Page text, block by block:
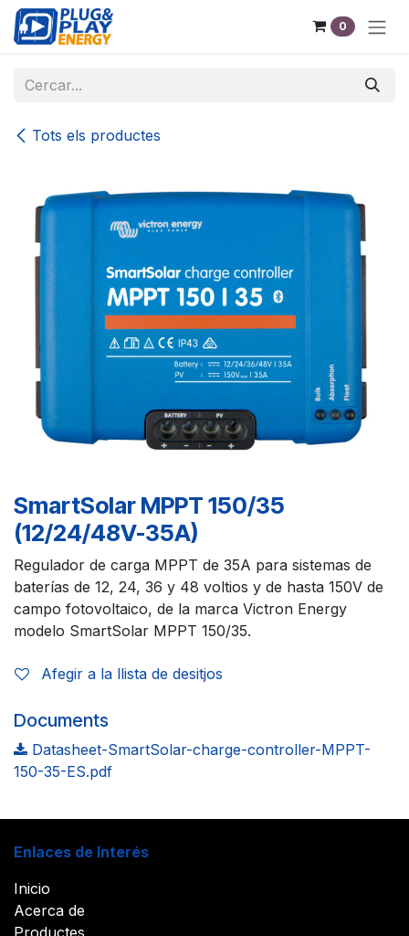
Skip to Content
0
Tots els productes
SmartSolar MPPT 150/35
(12/24/48V-35A)
Regulador de carga MPPT de 35A para sistemas de
baterías de 12, 24, 36 y 48 voltios y de hasta 150V de
campo fotovoltaico, de la marca Victron Energy
modelo SmartSolar MPPT 150/35.
Afegir a la llista de desitjos
Documents
Datasheet-SmartSolar-charge-controller-MPPT-
150-35-ES.pdf
Enlaces de Interés
Inicio
Acerca de